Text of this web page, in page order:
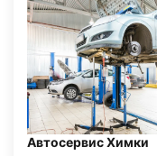
Автосервис Химки